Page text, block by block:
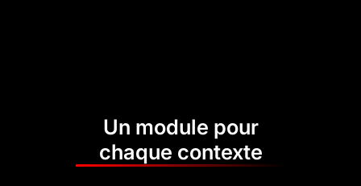
Un module pour
chaque contexte